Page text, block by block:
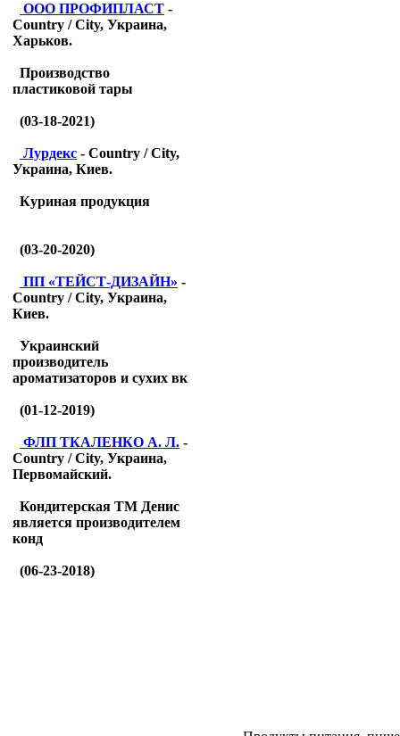
ООО ПРОФИПЛАСТ -
Country / City, Украина,
Харьков.
Производство
пластиковой тары
(03-18-2021)
Лурдекс - Country / City,
Украина, Киев.
Куриная продукция
(03-20-2020)
ПП «ТЕЙСТ-ДИЗАЙН» -
Country / City, Украина,
Киев.
Украинский
производитель
ароматизаторов и сухих вк
(01-12-2019)
ФЛП ТКАЛЕНКО А. Л. -
Country / City, Украина,
Первомайский.
Кондитерская ТМ Денис
является производителем
конд
(06-23-2018)